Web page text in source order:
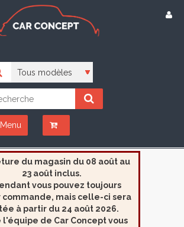
Menu
du magasin du 08 août au
23 août inclus.
vous pouvez toujours
commande, mais celle-ci sera
à partir du 24 août 2026.
l'équipe de Car Concept vous